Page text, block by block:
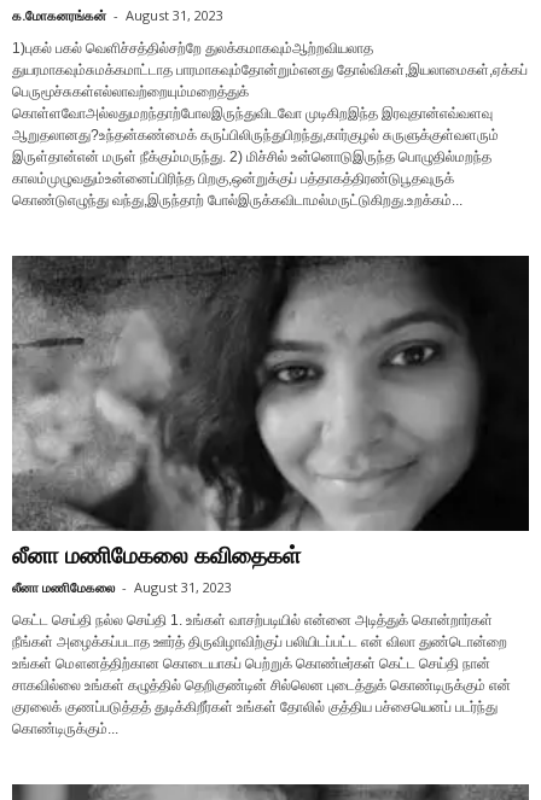
க.மோகனரங்கன் - August 31, 2023
1)புகல் பகல் வெளிச்சத்தில்சற்றே துலக்கமாகவும்ஆற்றவியலாத
துயரமாகவும்சுமக்கமாட்டாத பாரமாகவும்தோன்றும்எனது தோல்விகள்,இயலாமைகள்,ஏக்கப்
பெருமூச்சுகள்எல்லாவற்றையும்மறைத்துக்
கொள்ளவோஅல்லதுமறந்தாற்போலஇருந்துவிடவோ முடிகிறஇந்த இரவுதான்எவ்வளவு
ஆறுதலானது?உந்தன்கண்மைக் கருப்பிலிருந்துபிறந்து,கார்குழல் சுருளுக்குள்வளரும்
இருள்தான்என் மருள் நீக்கும்மருந்து. 2) மிச்சில் உன்னொடுஇருந்த பொழுதில்மறந்த
காலம்முழுவதும்உன்னைப்பிரிந்த பிறகு,ஒன்றுக்குப் பத்தாகத்திரண்டுபூதவுருக்
கொண்டுஎழுந்து வந்து,இருந்தாற் போல்இருக்கவிடாமல்மருட்டுகிறது.உறக்கம்...
லீனா மணிமேகலை கவிதைகள்
லீனா மணிமேகலை - August 31, 2023
கெட்ட செய்தி நல்ல செய்தி 1. உங்கள் வாசற்படியில் என்னை அடித்துக் கொன்றார்கள்
நீங்கள் அழைக்கப்படாத ஊர்த் திருவிழாவிற்குப் பலியிடப்பட்ட என் விலா துண்டொன்றை
உங்கள் மௌனத்திற்கான கொடையாகப் பெற்றுக் கொண்டீர்கள் கெட்ட செய்தி நான்
சாகவில்லை உங்கள் கழுத்தில் தெறிகுண்டின் சில்லென புடைத்துக் கொண்டிருக்கும் என்
குரலைக் குணப்படுத்தத் துடிக்கிறீர்கள் உங்கள் தோலில் குத்திய பச்சையெனப் படர்ந்து
கொண்டிருக்கும்...